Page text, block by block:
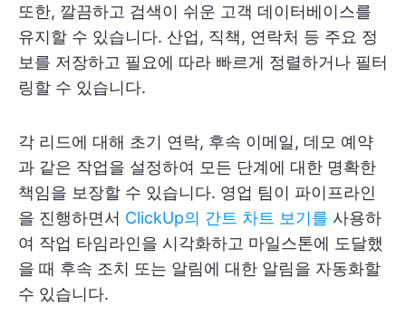
또한, 깔끔하고 검색이 쉬운 고객 데이터베이스를
유지할 수 있습니다. 산업, 직책, 연락처 등 주요 정
보를 저장하고 필요에 따라 빠르게 정렬하거나 필터
링할 수 있습니다.
각 리드에 대해 초기 연락, 후속 이메일, 데모 예약
과 같은 작업을 설정하여 모든 단계에 대한 명확한
책임을 보장할 수 있습니다. 영업 팀이 파이프라인
을 진행하면서 ClickUp의 간트 차트 보기를 사용하
여 작업 타임라인을 시각화하고 마일스톤에 도달했
을 때 후속 조치 또는 알림에 대한 알림을 자동화할
수 있습니다.